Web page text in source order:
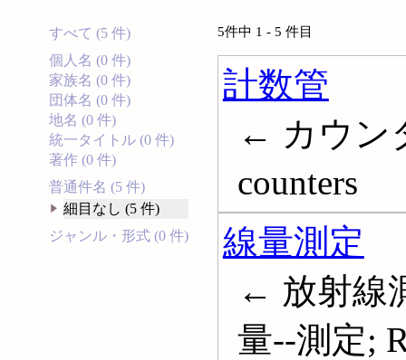
すべて (5 件)
個人名 (0 件)
家族名 (0 件)
団体名 (0 件)
地名 (0 件)
統一タイトル (0 件)
著作 (0 件)
普通件名 (5 件)
細目なし (5 件)
ジャンル・形式 (0 件)
5件中 1 - 5 件目
計数管
← カウン
counters
線量測定
← 放射線
量--測定;